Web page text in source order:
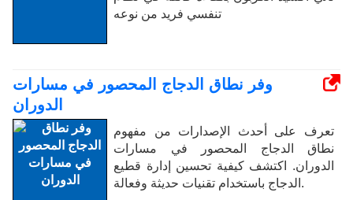
تنفسي فريد من نوعه
وفر نطاق الدجاج المحصور في مسارات
الدوران
تعرف على أحدث الإصدارات من مفهوم
نطاق الدجاج المحصور في مسارات
الدوران. اكتشف كيفية تحسين إدارة قطيع
الدجاج باستخدام تقنيات حديثة وفعالة.